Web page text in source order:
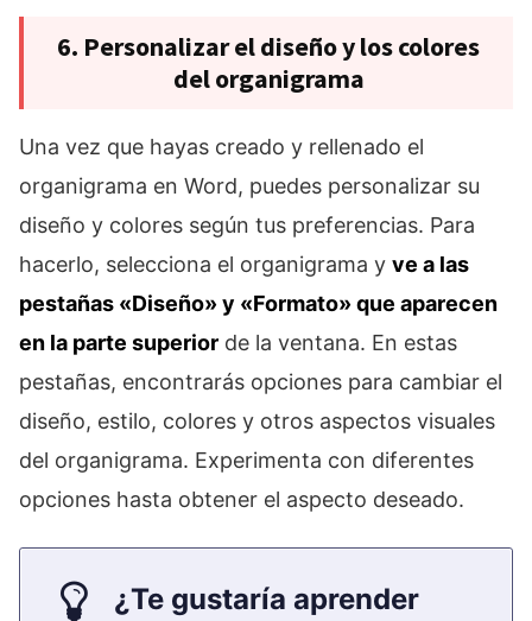
6. Personalizar el diseño y los colores
del organigrama
Una vez que hayas creado y rellenado el
organigrama en Word, puedes personalizar su
diseño y colores según tus preferencias. Para
hacerlo, selecciona el organigrama y ve a las
pestañas «Diseño» y «Formato» que aparecen
en la parte superior de la ventana. En estas
pestañas, encontrarás opciones para cambiar el
diseño, estilo, colores y otros aspectos visuales
del organigrama. Experimenta con diferentes
opciones hasta obtener el aspecto deseado.
¿Te gustaría aprender